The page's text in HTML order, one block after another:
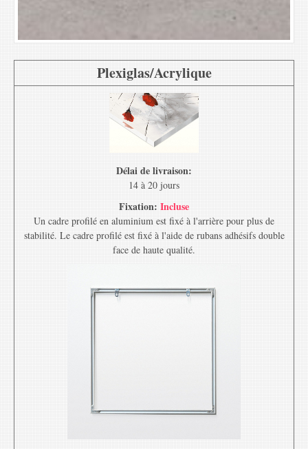
Plexiglas/Acrylique
Délai de livraison:
14 à 20 jours
Fixation: Incluse
Un cadre profilé en aluminium est fixé à l'arrière pour plus de
stabilité. Le cadre profilé est fixé à l'aide de rubans adhésifs double
face de haute qualité.